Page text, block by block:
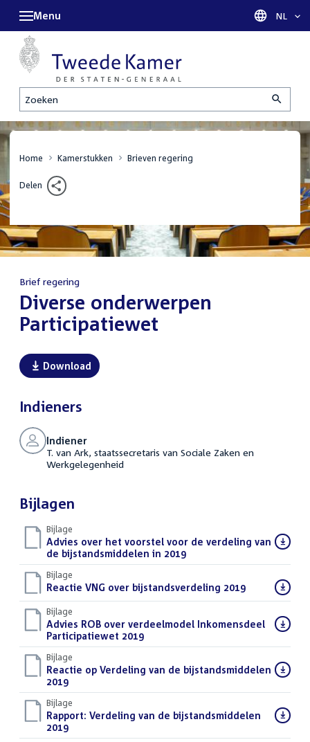
Zoeken
Menu Taal
NL
Home Kamerstukken Brieven regering
Delen
Brief regering
:Diverse onderwerpen
Participatiewet
Download
Indieners
Indiener
T. van Ark, staatssecretaris van Sociale Zaken en
Werkgelegenheid
Bijlagen
Bijlage
Download
bestand:
Advies over het voorstel voor de verdeling van
de bijstandsmiddelen in 2019(PDF)
Bijlage
Download
bestand:
Reactie VNG over bijstandsverdeling 2019(PDF)
Bijlage
Download
bestand:
Advies ROB over verdeelmodel Inkomensdeel
Participatiewet 2019(PDF)
Bijlage
Download
bestand:
Reactie op Verdeling van de bijstandsmiddelen
2019(PDF)
Bijlage
Download
bestand:
Rapport: Verdeling van de bijstandsmiddelen
2019(PDF)